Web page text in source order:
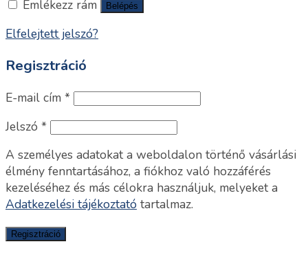
Emlékezz rám
Belépés
Elfelejtett jelszó?
Regisztráció
E-mail cím *
Jelszó *
A személyes adatokat a weboldalon történő vásárlási
élmény fenntartásához, a fiókhoz való hozzáférés
kezeléséhez és más célokra használjuk, melyeket a
Adatkezelési tájékoztató tartalmaz.
Regisztráció